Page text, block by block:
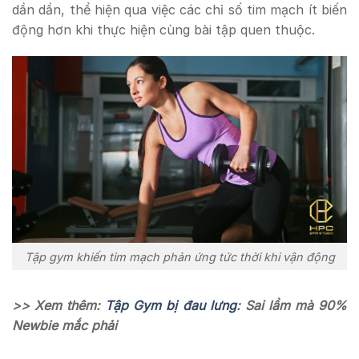
dần dần, thể hiện qua việc các chỉ số tim mạch ít biến
động hơn khi thực hiện cùng bài tập quen thuộc.
Tập gym khiến tim mạch phản ứng tức thời khi vận động
>> Xem thêm: Tập Gym bị đau lưng: Sai lầm mà 90%
Newbie mắc phải